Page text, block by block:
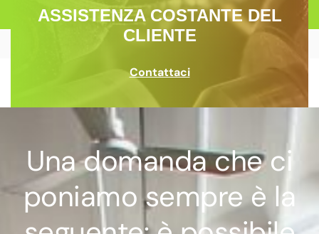
ASSISTENZA COSTANTE DEL
CLIENTE
Contattaci
Una domanda che ci
poniamo sempre è la